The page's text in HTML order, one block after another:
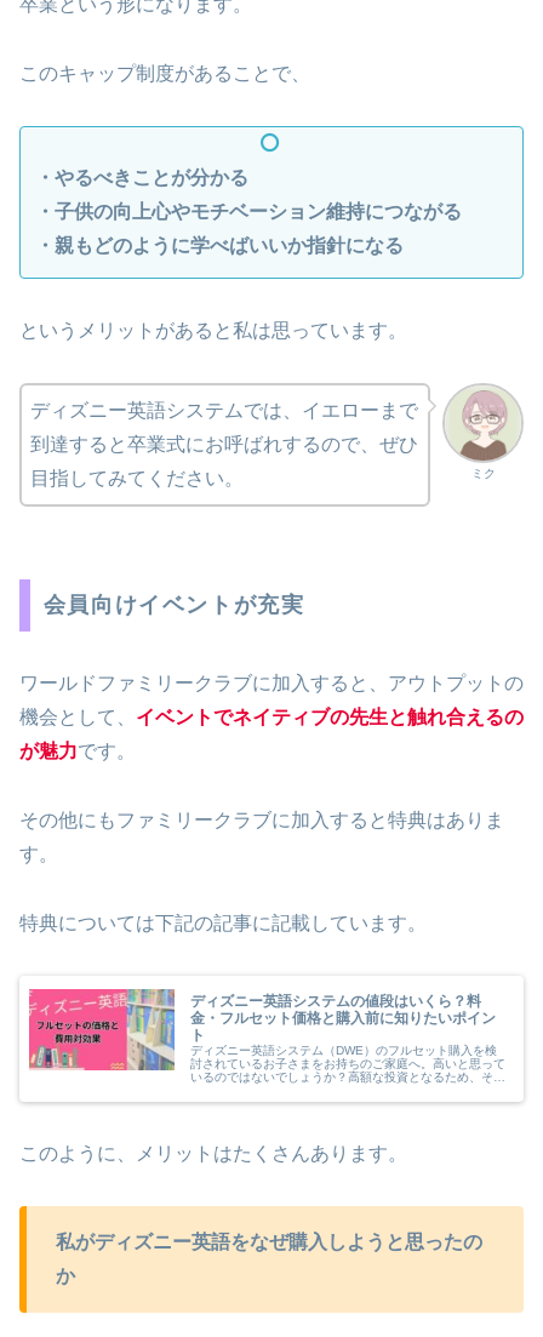
卒業という形になります。
このキャップ制度があることで、
・やるべきことが分かる
・子供の向上心やモチベーション維持につながる
・親もどのように学べばいいか指針になる
というメリットがあると私は思っています。
ミク
ディズニー英語システムでは、イエローまで
到達すると卒業式にお呼ばれするので、ぜひ
目指してみてください。
会員向けイベントが充実
ワールドファミリークラブに加入すると、アウトプットの
機会として、 イベントでネイティブの先生と触れ合えるの
が魅力です。
その他にもファミリークラブに加入すると特典はありま
す。
特典については下記の記事に記載しています。
ディズニー英語システムの値段はいくら？料
金・フルセット価格と購入前に知りたいポイン
ト
ディズニー英語システム（DWE）のフルセット購入を検
討されているお子さまをお持ちのご家庭へ。高いと思って
いるのではないでしょうか？高額な投資となるため、その
します。
このように、メリットはたくさんあります。
私がディズニー英語をなぜ購入しようと思ったの
か